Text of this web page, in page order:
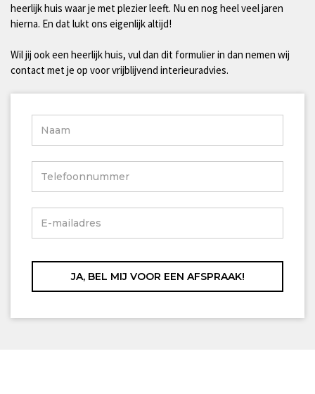
heerlijk huis waar je met plezier leeft. Nu en nog heel veel jaren
hierna. En dat lukt ons eigenlijk altijd!
Wil jij ook een heerlijk huis, vul dan dit formulier in dan nemen wij
contact met je op voor vrijblijvend interieuradvies.